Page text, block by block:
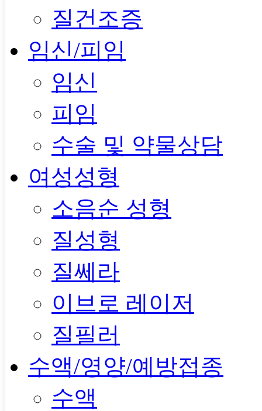
질건조증
임신/피임
임신
피임
수술 및 약물상담
여성성형
소음순 성형
질성형
질쎄라
이브로 레이저
질필러
수액/영양/예방접종
수액